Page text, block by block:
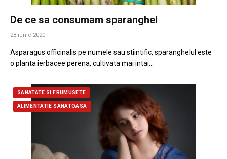
De ce sa consumam sparanghel
28 iunie 2020
Asparagus officinalis pe numele sau stiintific, sparanghelul este
o planta ierbacee perena, cultivata mai intai…
SANATATE SI FRUMUSETE
ALIMENTATIE SANATOASA